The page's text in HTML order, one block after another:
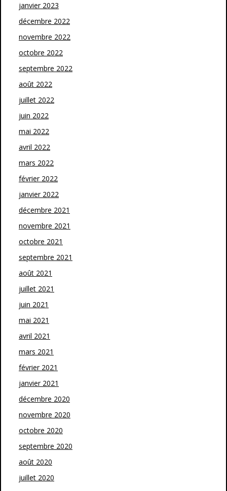
janvier 2023
décembre 2022
novembre 2022
octobre 2022
septembre 2022
août 2022
juillet 2022
juin 2022
mai 2022
avril 2022
mars 2022
février 2022
janvier 2022
décembre 2021
novembre 2021
octobre 2021
septembre 2021
août 2021
juillet 2021
juin 2021
mai 2021
avril 2021
mars 2021
février 2021
janvier 2021
décembre 2020
novembre 2020
octobre 2020
septembre 2020
août 2020
juillet 2020